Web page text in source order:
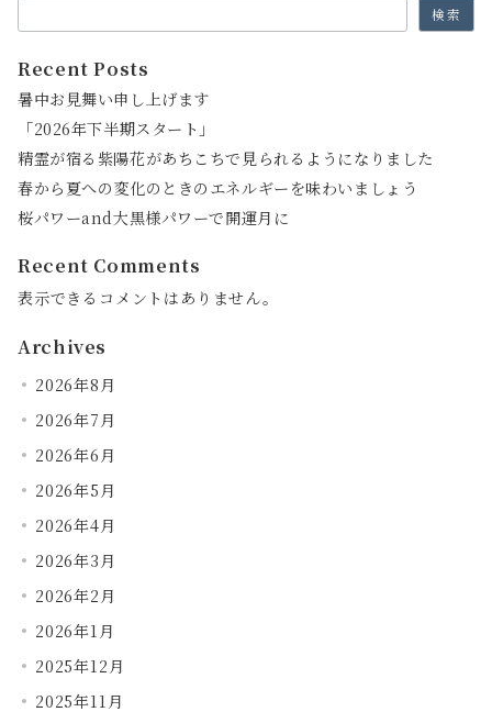
検索
Recent Posts
暑中お見舞い申し上げます
「2026年下半期スタート」
精霊が宿る紫陽花があちこちで見られるようになりました
春から夏への変化のときのエネルギーを味わいましょう
桜パワーand大黒様パワーで開運月に
Recent Comments
表示できるコメントはありません。
Archives
2026年8月
2026年7月
2026年6月
2026年5月
2026年4月
2026年3月
2026年2月
2026年1月
2025年12月
2025年11月